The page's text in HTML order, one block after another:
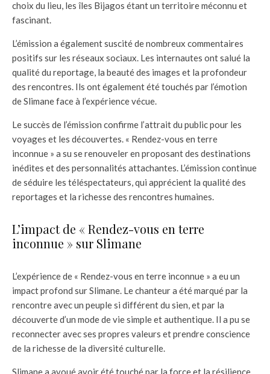
choix du lieu, les îles Bijagos étant un territoire méconnu et
fascinant.
L’émission a également suscité de nombreux commentaires
positifs sur les réseaux sociaux. Les internautes ont salué la
qualité du reportage, la beauté des images et la profondeur
des rencontres. Ils ont également été touchés par l’émotion
de Slimane face à l’expérience vécue.
Le succès de l’émission confirme l’attrait du public pour les
voyages et les découvertes. « Rendez-vous en terre
inconnue » a su se renouveler en proposant des destinations
inédites et des personnalités attachantes. L’émission continue
de séduire les téléspectateurs, qui apprécient la qualité des
reportages et la richesse des rencontres humaines.
L’impact de « Rendez-vous en terre
inconnue » sur Slimane
L’expérience de « Rendez-vous en terre inconnue » a eu un
impact profond sur Slimane. Le chanteur a été marqué par la
rencontre avec un peuple si différent du sien, et par la
découverte d’un mode de vie simple et authentique. Il a pu se
reconnecter avec ses propres valeurs et prendre conscience
de la richesse de la diversité culturelle.
Slimane a avoué avoir été touché par la force et la résilience